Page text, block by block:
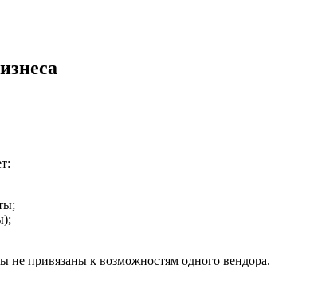
не привязаны к возможностям одного вендора.